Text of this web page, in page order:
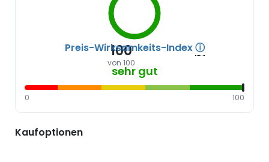
100
von 100
Preis-Wirksamkeits-Indexⓘ
sehr gut
0 100
Kaufoptionen